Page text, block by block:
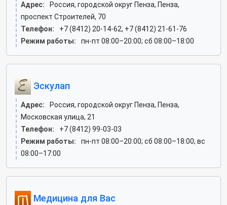
Адрес:
Россия, городской округ Пенза, Пенза,
проспект Строителей, 70
Телефон:
+7 (8412) 20-14-62, +7 (8412) 21-61-76
Режим работы:
пн-пт 08:00–20:00; сб 08:00–18:00
Эскулап
Адрес:
Россия, городской округ Пенза, Пенза,
Московская улица, 21
Телефон:
+7 (8412) 99-03-03
Режим работы:
пн-пт 08:00–20:00; сб 08:00–18:00; вс
08:00–17:00
Медицина для Вас